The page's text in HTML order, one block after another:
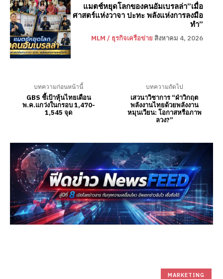
แมตช์หยุดโลกของคนอัมเบรลล่า”เมื่อ
ศาสตร์แห่งวาจา ปะทะ พลังแห่งการลงมือ
ทำ”
MLM / ธุรกิจเครือข่าย สิงหาคม 4, 2026
บทความก่อนหน้านี้
GBS ชี้เป้าหุ้นไทยเดือน
พ.ค.แกว่งในกรอบ 1,470-
1,545 จุด
บทความถัดไป
เสวนาวิชาการ “ฝ่าวิกฤต
พลังงานไทยด้วยพลังงาน
หมุนเวียน: โอกาสหรือภาพ
ลวง?”